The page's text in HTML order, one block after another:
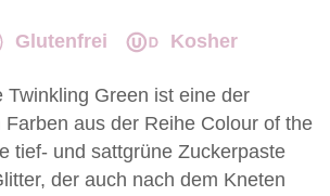
Glutenfrei Kosher
Twinkling Green ist eine der
Farben aus der Reihe Colour of the
tief- und sattgrüne Zuckerpaste
der auch nach dem Kneten